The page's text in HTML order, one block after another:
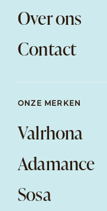
Over ons
Contact
ONZE MERKEN
Valrhona
Adamance
Sosa